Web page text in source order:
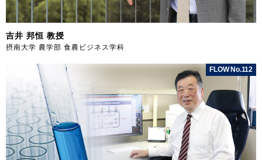
吉井 邦恒 教授
摂南大学 農学部 食農ビジネス学科
FLOW No.112